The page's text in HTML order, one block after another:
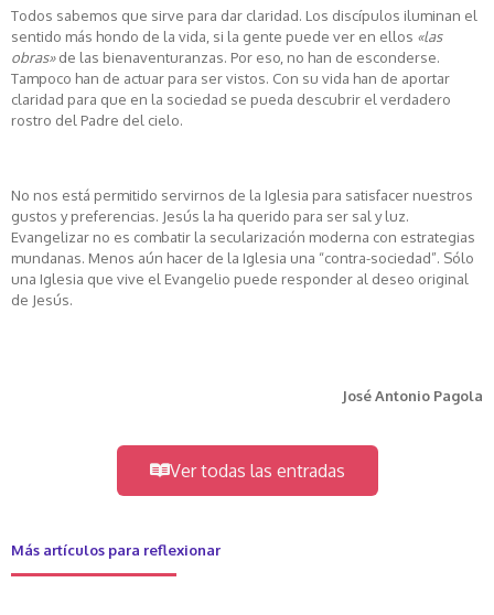
Más artículos para reflexionar
Todos sabemos que sirve para dar claridad. Los discípulos iluminan el
sentido más hondo de la vida, si la gente puede ver en ellos «las
obras»de las bienaventuranzas. Por eso, no han de esconderse.
Tampoco han de actuar para ser vistos. Con su vida han de aportar
claridad para que en la sociedad se pueda descubrir el verdadero
rostro del Padre del cielo.
No nos está permitido servirnos de la Iglesia para satisfacer nuestros
gustos y preferencias. Jesús la ha querido para ser sal y luz.
Evangelizar no es combatir la secularización moderna con estrategias
mundanas. Menos aún hacer de la Iglesia una “contra-sociedad”. Sólo
una Iglesia que vive el Evangelio puede responder al deseo original
de Jesús.
José Antonio Pagola
Ver todas las entradas